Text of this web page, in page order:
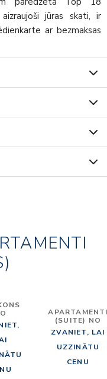
jūras skati, ir
ar bezmaksas
(SUITE) NO
ZVANIET, LAI
UZZINĀTU
CENU